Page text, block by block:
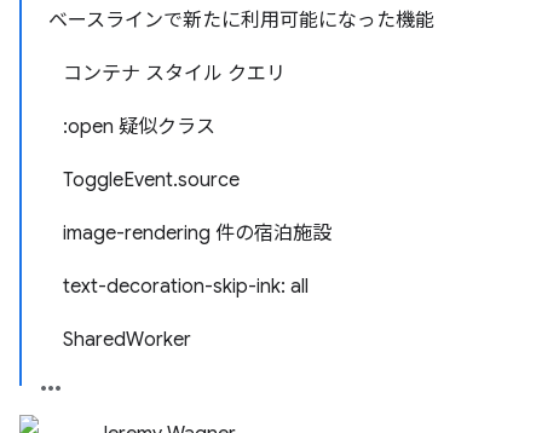
ベースラインで新たに利用可能になった機能
コンテナ スタイル クエリ
:open 疑似クラス
ToggleEvent.source
image-rendering 件の宿泊施設
text-decoration-skip-ink: all
SharedWorker